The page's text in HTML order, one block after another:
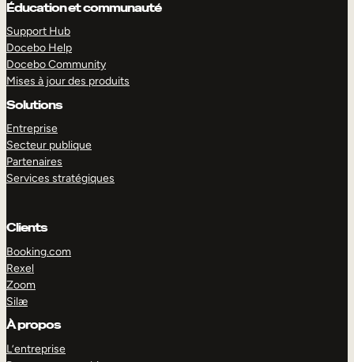
Éducation et communauté
Support Hub
Docebo Help
Docebo Community
Mises à jour des produits
Solutions
Entreprise
Secteur publique
Partenaires
Services stratégiques
Clients
Booking.com
Rexel
Zoom
Silæ
À propos
L’entreprise